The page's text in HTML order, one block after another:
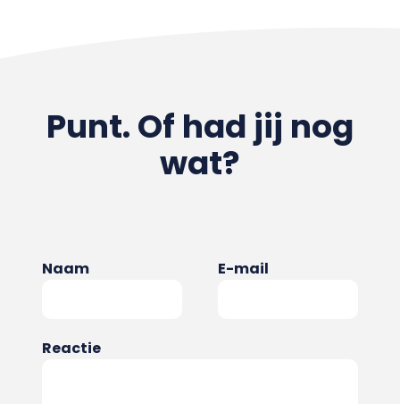
Punt. Of had jij nog
wat?
Naam E-mail
Reactie